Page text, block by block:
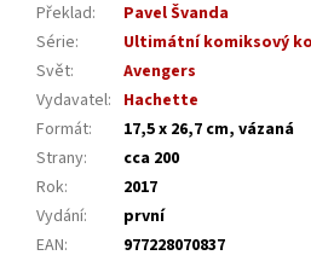
Překlad:
Pavel Švanda
Série:
Ultimátní komiksový
Svět:
Avengers
Vydavatel: Hachette
Formát:
17,5 x 26,7 cm, vázaná
Strany:
cca 200
Rok:
2017
Vydání:
první
EAN:
977228070837